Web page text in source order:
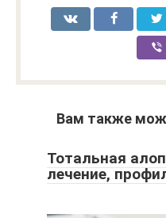
Вам также
Тотальная
лечение,